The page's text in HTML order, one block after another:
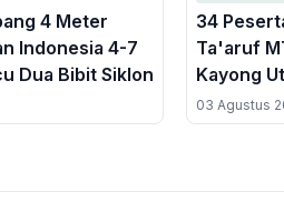
4 Meter
Indonesia 4-7
Dua Bibit Siklon
34
Ta'aruf
Kayong
Simbol
03 Agustus